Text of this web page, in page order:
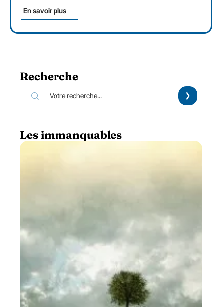
En savoir plus
Recherche
Les immanquables